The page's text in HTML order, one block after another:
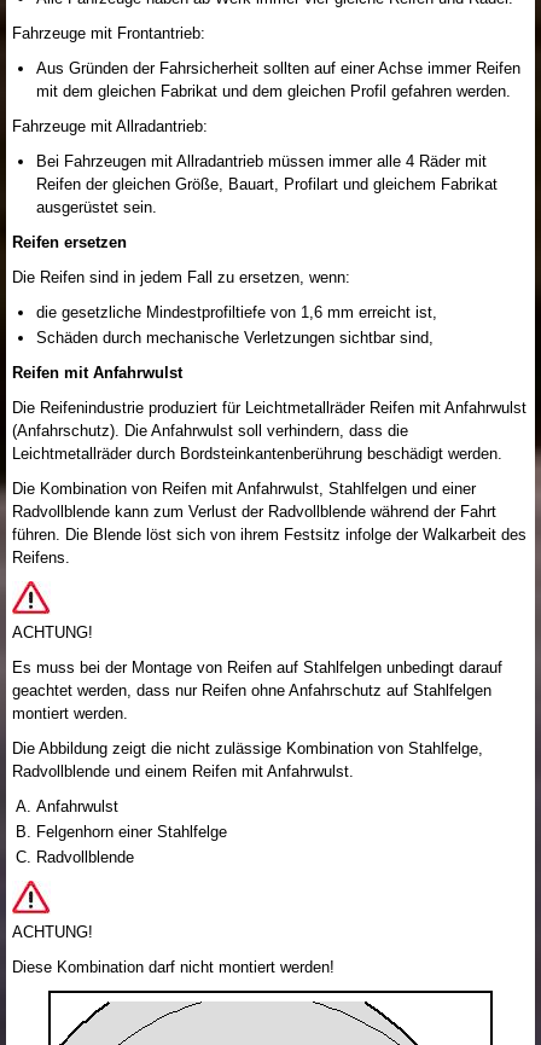
Fahrzeuge mit Frontantrieb:
Aus Gründen der Fahrsicherheit sollten auf einer Achse immer Reifen
mit dem gleichen Fabrikat und dem gleichen Profil gefahren werden.
Fahrzeuge mit Allradantrieb:
Bei Fahrzeugen mit Allradantrieb müssen immer alle 4 Räder mit
Reifen der gleichen Größe, Bauart, Profilart und gleichem Fabrikat
ausgerüstet sein.
Reifen ersetzen
Die Reifen sind in jedem Fall zu ersetzen, wenn:
die gesetzliche Mindestprofiltiefe von 1,6 mm erreicht ist,
Schäden durch mechanische Verletzungen sichtbar sind,
Reifen mit Anfahrwulst
Die Reifenindustrie produziert für Leichtmetallräder Reifen mit Anfahrwulst
(Anfahrschutz). Die Anfahrwulst soll verhindern, dass die
Leichtmetallräder durch Bordsteinkantenberührung beschädigt werden.
Die Kombination von Reifen mit Anfahrwulst, Stahlfelgen und einer
Radvollblende kann zum Verlust der Radvollblende während der Fahrt
führen. Die Blende löst sich von ihrem Festsitz infolge der Walkarbeit des
Reifens.
ACHTUNG!
Es muss bei der Montage von Reifen auf Stahlfelgen unbedingt darauf
geachtet werden, dass nur Reifen ohne Anfahrschutz auf Stahlfelgen
montiert werden.
Die Abbildung zeigt die nicht zulässige Kombination von Stahlfelge,
Radvollblende und einem Reifen mit Anfahrwulst.
Anfahrwulst
Felgenhorn einer Stahlfelge
Radvollblende
ACHTUNG!
Diese Kombination darf nicht montiert werden!